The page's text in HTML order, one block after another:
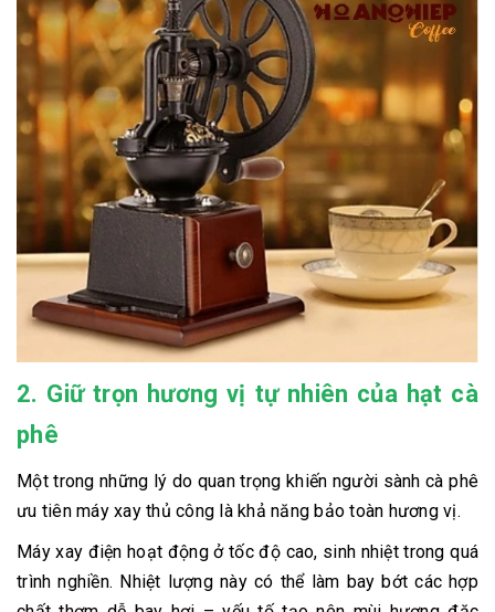
2. Giữ trọn hương vị tự nhiên của hạt cà
phê
Một trong những lý do quan trọng khiến người sành cà phê
ưu tiên máy xay thủ công là khả năng bảo toàn hương vị.
Máy xay điện hoạt động ở tốc độ cao, sinh nhiệt trong quá
trình nghiền. Nhiệt lượng này có thể làm bay bớt các hợp